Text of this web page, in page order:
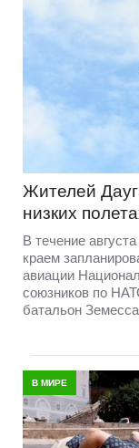
Жителей
низких
В течение
краем
авиации
союзников по
батальон
В МИРЕ